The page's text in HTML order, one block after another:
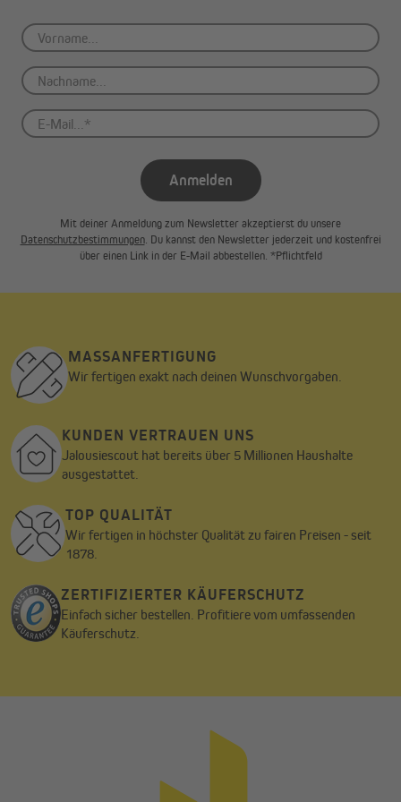
Anmelden
Mit deiner Anmeldung zum Newsletter akzeptierst du unsere
Datenschutzbestimmungen. Du kannst den Newsletter jederzeit und kostenfrei
über einen Link in der E-Mail abbestellen. *Pflichtfeld
MASSANFERTIGUNG
Wir fertigen exakt nach deinen Wunschvorgaben.
KUNDEN VERTRAUEN UNS
Jalousiescout hat bereits über 5 Millionen Haushalte
ausgestattet.
TOP QUALITÄT
Wir fertigen in höchster Qualität zu fairen Preisen - seit
1878.
ZERTIFIZIERTER KÄUFERSCHUTZ
Einfach sicher bestellen. Profitiere vom umfassenden
Käuferschutz.